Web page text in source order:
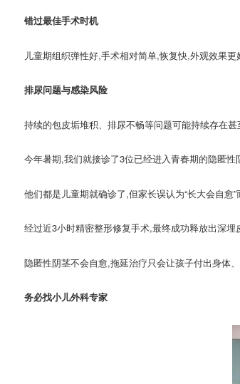
错过最佳手术时机
儿童期组织弹性好,手术相对简单,恢复快,外观效果
排尿问题与感染风险
持续的包皮垢堆积、排尿不畅等问题可能持续存在甚
今年暑期,我们就接诊了3位已经进入青春期的隐匿性
他们都是儿童期就确诊了,但家长误认为“长大会自愈
经过近3小时精密整形修复手术,最终成功释放出深埋
隐匿性阴茎不会自愈,拖延治疗只会让孩子付出身体
务必找小儿外科专家